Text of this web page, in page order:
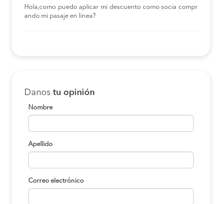
Hola,como puedo aplicar mi descuento como socia compr
ando mi pasaje en linea?
Danos tu opinión
Nombre
Apellido
Correo electrónico